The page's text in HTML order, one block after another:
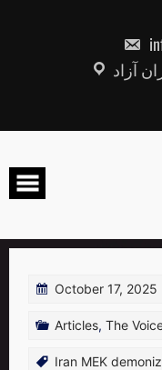
آزاد
October 17, 2025
Articles, The